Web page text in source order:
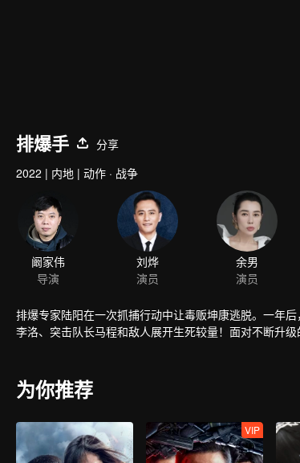
排爆手
分享
2022 | 内地 | 动作 · 战争
阚家伟
导演
刘烨
演员
余男
演员
排爆专家陆阳在一次抓捕行动中让毒贩坤康逃脱。一年
李洛、突击队长马程和敌人展开生死较量！面对不断升
为你推荐
VIP